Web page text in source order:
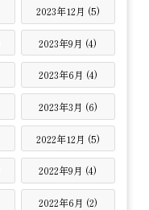
2023年12月 (5)
2023年9月 (4)
2023年6月 (4)
2023年3月 (6)
2022年12月 (5)
2022年9月 (4)
2022年6月 (2)